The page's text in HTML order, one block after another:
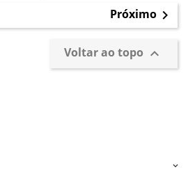
Próximo 
Voltar ao topo 
